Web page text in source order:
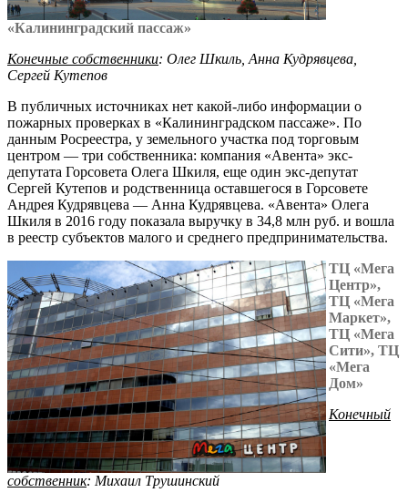
«Калининградский пассаж»
Конечные собственники: Олег Шкиль, Анна Кудрявцева,
Сергей Кутепов
В публичных источниках нет какой-либо информации о
пожарных проверках в «Калининградском пассаже». По
данным Росреестра, у земельного участка под торговым
центром — три собственника: компания «Авента» экс-
депутата Горсовета Олега Шкиля, еще один экс-депутат
Сергей Кутепов и родственница оставшегося в Горсовете
Андрея Кудрявцева — Анна Кудрявцева. «Авента» Олега
Шкиля в 2016 году показала выручку в 34,8 млн руб. и вошла
в реестр субъектов малого и среднего предпринимательства.
ТЦ «Мега
Центр»,
ТЦ «Мега
Маркет»,
ТЦ «Мега
Сити», ТЦ
«Мега
Дом»
Конечный
собственник: Михаил Трушинский